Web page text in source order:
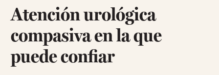
Atención urológica
compasiva en la que
puede confiar